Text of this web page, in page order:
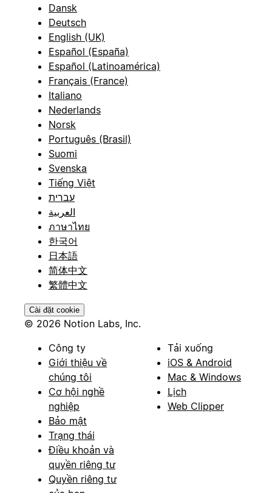
Dansk
Deutsch
English (UK)
Español (España)
Español (Latinoamérica)
Français (France)
Italiano
Nederlands
Norsk
Português (Brasil)
Suomi
Svenska
Tiếng Việt
עברית
العربية
ภาษาไทย
한국어
日本語
简体中文
繁體中文
Cài đặt cookie
© 2026 Notion Labs, Inc.
Công ty
Giới thiệu về
chúng tôi
Cơ hội nghề
nghiệp
Bảo mật
Trạng thái
Điều khoản và
quyền riêng tư
Quyền riêng tư
Tải xuống
iOS & Android
Mac & Windows
Lịch
Web Clipper